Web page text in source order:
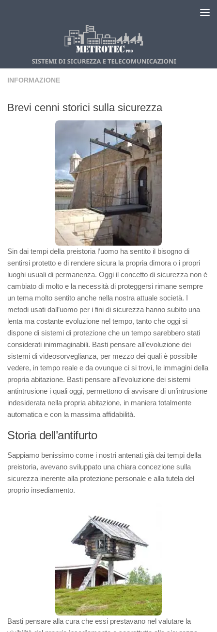
INFORMAZIONE
Brevi cenni storici sulla sicurezza
Sin dai tempi della preistoria l’uomo ha sentito il bisogno di
sentirsi protetto e di rendere sicura la propria dimora o i propri
luoghi usuali di permanenza. Oggi il concetto di sicurezza non è
cambiato di molto e la necessità di proteggersi rimane sempre
un tema molto sentito anche nella nostra attuale società. I
metodi usati dall’uomo per i fini di sicurezza hanno subìto una
lenta ma costante evoluzione nel tempo, tanto che oggi si
dispone di sistemi di protezione che un tempo sarebbero stati
considerati inimmaginabili. Basti pensare all’evoluzione dei
sistemi di videosorveglianza, per mezzo dei quali è possibile
vedere, in tempo reale e da ovunque ci si trovi, le immagini della
propria abitazione. Basti pensare all’evoluzione dei sistemi
antintrusione i quali oggi, permettono di avvisare di un’intrusione
indesiderata nella propria abitazione, in maniera totalmente
automatica e con la massima affidabilità.
Storia dell’antifurto
Sappiamo benissimo come i nostri antenati già dai tempi della
preistoria, avevano sviluppato una chiara concezione sulla
sicurezza inerente alla protezione personale e alla tutela del
proprio insediamento.
Basti pensare alla cura che essi prestavano nel valutare la